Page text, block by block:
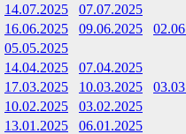
14.07.2025
07.07.2025
16.06.2025 09.06.2025
05.05.2025
14.04.2025
07.04.2025
17.03.2025 10.03.2025
10.02.2025
03.02.2025
13.01.2025 06.01.2025